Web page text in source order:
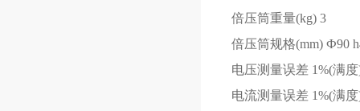
倍压筒重量(kg) 3
倍压筒规格(mm) Ф90
电压测量误差 1%(满
电流测量误差 1%(满